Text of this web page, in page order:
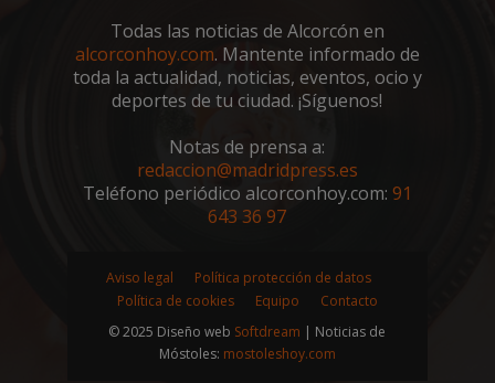
Todas las noticias de Alcorcón en
alcorconhoy.com. Mantente informado de
toda la actualidad, noticias, eventos, ocio y
deportes de tu ciudad. ¡Síguenos!
Notas de prensa a:
redaccion@madridpress.es
Teléfono periódico alcorconhoy.com: 91
643 36 97
Aviso legal
Política protección de datos
Política de cookies
Equipo
Contacto
© 2025 Diseño web Softdream | Noticias de
Móstoles: mostoleshoy.com
Proveedor/Dominio
Nombre
Proveedor/
Dominio
Vencimiento